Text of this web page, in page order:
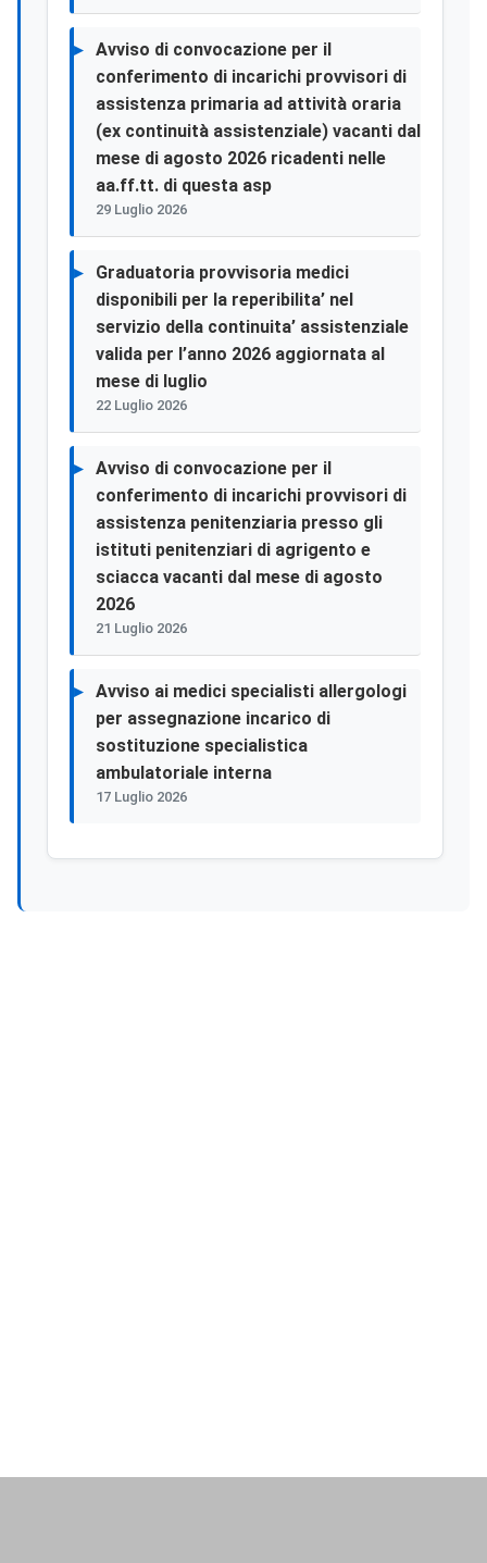
Avviso di convocazione per il
conferimento di incarichi provvisori di
assistenza primaria ad attività oraria
(ex continuità assistenziale) vacanti dal
mese di agosto 2026 ricadenti nelle
aa.ff.tt. di questa asp
29 Luglio 2026
Graduatoria provvisoria medici
disponibili per la reperibilita’ nel
servizio della continuita’ assistenziale
valida per l’anno 2026 aggiornata al
mese di luglio
22 Luglio 2026
Avviso di convocazione per il
conferimento di incarichi provvisori di
assistenza penitenziaria presso gli
istituti penitenziari di agrigento e
sciacca vacanti dal mese di agosto
2026
21 Luglio 2026
Avviso ai medici specialisti allergologi
per assegnazione incarico di
sostituzione specialistica
ambulatoriale interna
17 Luglio 2026